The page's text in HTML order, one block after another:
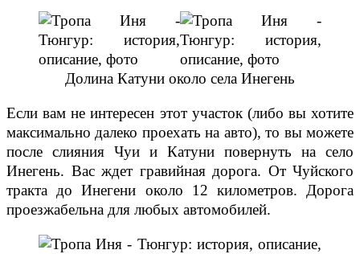
Долина Катуни около села Инегень
Если вам не интересен этот участок (либо вы хотите
максимально далеко проехать на авто), то вы можете
после слияния Чуи и Катуни повернуть на село
Инегень. Вас ждет гравийная дорога. От Чуйского
тракта до Инегени около 12 километров. Дорога
проезжабельна для любых автомобилей.